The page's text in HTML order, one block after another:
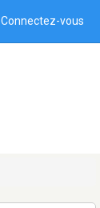
Connectez-vous